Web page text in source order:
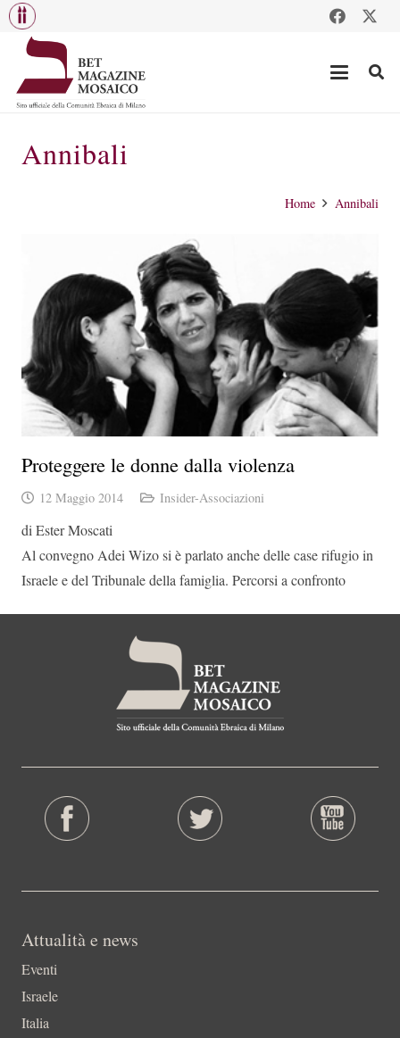
Annibali
Home Annibali
Proteggere le donne dalla violenza
12 Maggio 2014 Insider-Associazioni
di Ester Moscati
Al convegno Adei Wizo si è parlato anche delle case rifugio in
Israele e del Tribunale della famiglia. Percorsi a confronto
Attualità e news
Eventi
Israele
Italia